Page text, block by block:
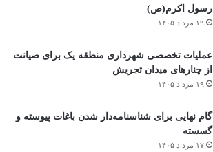
رسول اکرم(ص)
۱۹ مرداد ۱۴۰۵
عملیات تخصصی شهرداری منطقه یک برای صیانت
از چنارهای میدان تجریش
۱۹ مرداد ۱۴۰۵
گام نهایی برای شناسنامه‌دار شدن باغات پیوسته و
گسسته
۱۷ مرداد ۱۴۰۵